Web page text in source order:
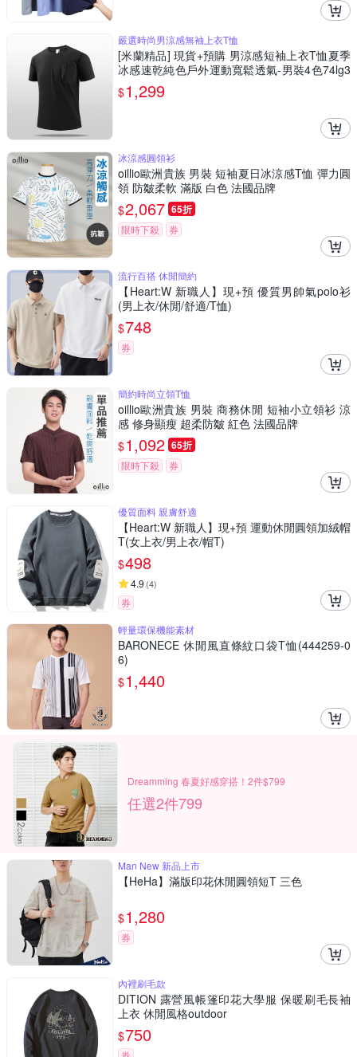
嚴選時尚男涼感無袖上衣T恤
[米蘭精品] 現貨+預購 男涼感短袖上衣T恤夏季
冰感速乾純色戶外運動寬鬆透氣-男裝4色74lg3
9
$1,299
冰涼感圓領衫
oillio歐洲貴族 男裝 短袖夏日冰涼感T恤 彈力圓
領 防皺柔軟 滿版 白色 法國品牌
$2,067 65折
限時下殺 券
流行百搭 休閒簡約
【Heart:W 新職人】現+預 優質男帥氣polo衫
(男上衣/休閒/舒適/T恤)
$748
券
簡約時尚立領T恤
oillio歐洲貴族 男裝 商務休閒 短袖小立領衫 涼
感 修身顯瘦 超柔防皺 紅色 法國品牌
$1,092 65折
限時下殺 券
優質面料 親膚舒適
【Heart:W 新職人】現+預 運動休閒圓領加絨帽
T(女上衣/男上衣/帽T)
$498
4.9 (4)
券
輕量環保機能素材
BARONECE 休閒風直條紋口袋T恤(444259-0
6)
$1,440
Dreamming 春夏好感穿搭！2件$799
任選2件799
Man New 新品上市
【HeHa】滿版印花休閒圓領短T 三色
$1,280
券
內裡刷毛款
DITION 露營風帳篷印花大學服 保暖刷毛長袖
上衣 休閒風格outdoor
$750